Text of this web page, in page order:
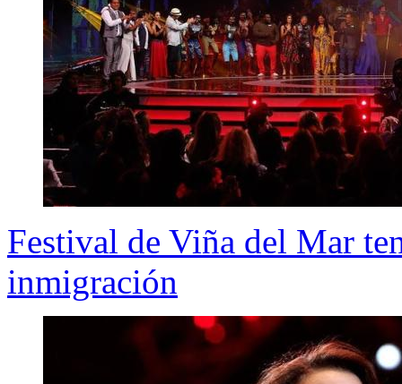
Festival de Viña del Mar
inmigración